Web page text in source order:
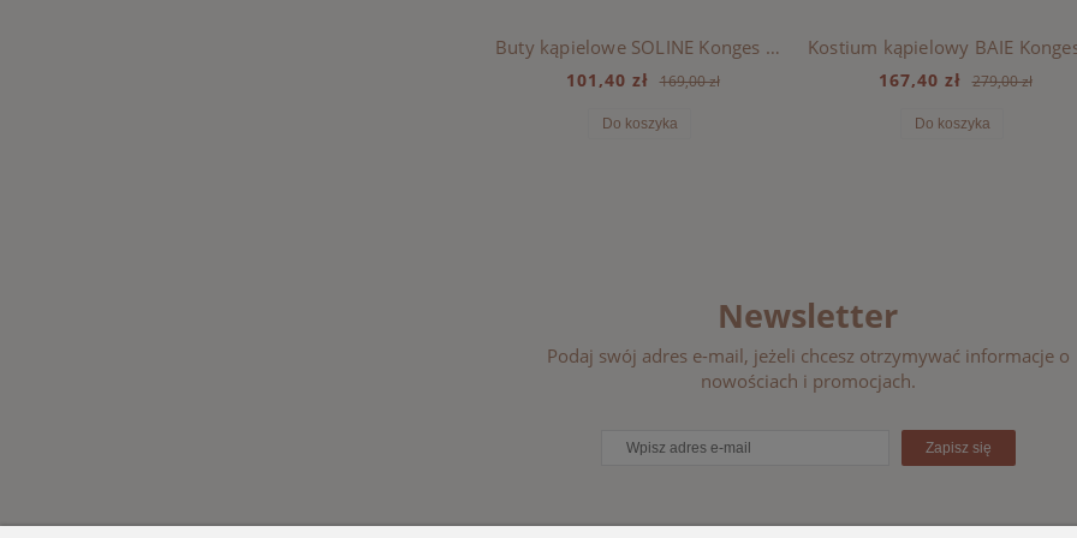
Buty kąpielowe SOLINE Konges Sloejd - BARBADOS CHERRY
101,40 zł 169,00 zł
Do koszyka
167,40 zł 279,00 zł
Do koszyka
Newsletter
Podaj swój adres e-mail, jeżeli chcesz otrzymywać informacje o
nowościach i promocjach.
Zapisz się